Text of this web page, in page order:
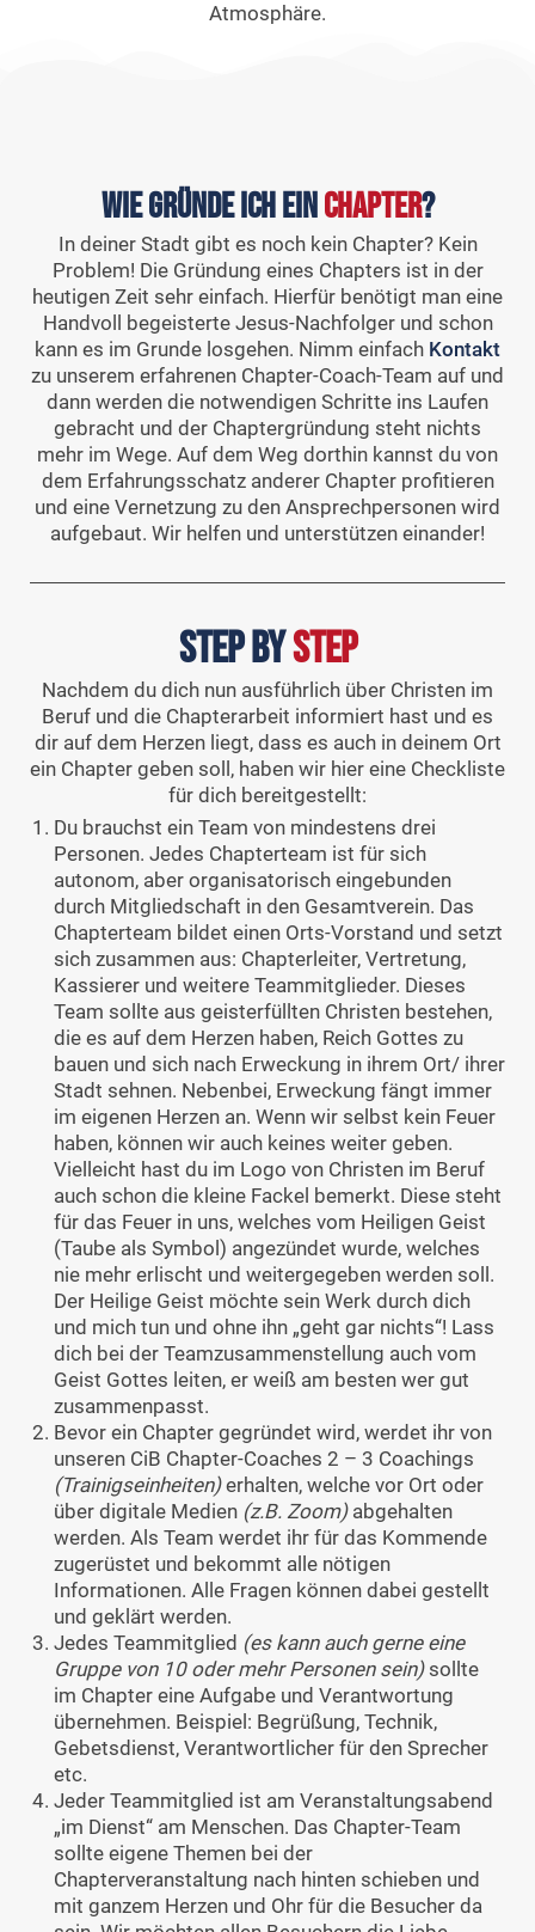
Atmosphäre.
Wie gründe ich einChapter?
In deiner Stadt gibt es noch kein Chapter? Kein
Problem! Die Gründung eines Chapters ist in der
heutigen Zeit sehr einfach. Hierfür benötigt man eine
Handvoll begeisterte Jesus-Nachfolger und schon
kann es im Grunde losgehen. Nimm einfach Kontakt
zu unserem erfahrenen Chapter-Coach-Team auf und
dann werden die notwendigen Schritte ins Laufen
gebracht und der Chaptergründung steht nichts
mehr im Wege. Auf dem Weg dorthin kannst du von
dem Erfahrungsschatz anderer Chapter profitieren
und eine Vernetzung zu den Ansprechpersonen wird
aufgebaut. Wir helfen und unterstützen einander!
Step byStep
Nachdem du dich nun ausführlich über Christen im
Beruf und die Chapterarbeit informiert hast und es
dir auf dem Herzen liegt, dass es auch in deinem Ort
ein Chapter geben soll, haben wir hier eine Checkliste
für dich bereitgestellt:
Du brauchst ein Team von mindestens drei
Personen. Jedes Chapterteam ist für sich
autonom, aber organisatorisch eingebunden
durch Mitgliedschaft in den Gesamtverein. Das
Chapterteam bildet einen Orts-Vorstand und setzt
sich zusammen aus: Chapterleiter, Vertretung,
Kassierer und weitere Teammitglieder. Dieses
Team sollte aus geisterfüllten Christen bestehen,
die es auf dem Herzen haben, Reich Gottes zu
bauen und sich nach Erweckung in ihrem Ort/ ihrer
Stadt sehnen. Nebenbei, Erweckung fängt immer
im eigenen Herzen an. Wenn wir selbst kein Feuer
haben, können wir auch keines weiter geben.
Vielleicht hast du im Logo von Christen im Beruf
auch schon die kleine Fackel bemerkt. Diese steht
für das Feuer in uns, welches vom Heiligen Geist
(Taube als Symbol) angezündet wurde, welches
nie mehr erlischt und weitergegeben werden soll.
Der Heilige Geist möchte sein Werk durch dich
und mich tun und ohne ihn „geht gar nichts“! Lass
dich bei der Teamzusammenstellung auch vom
Geist Gottes leiten, er weiß am besten wer gut
zusammenpasst.
Bevor ein Chapter gegründet wird, werdet ihr von
unseren CiB Chapter-Coaches 2 – 3 Coachings
(Trainigseinheiten)erhalten, welche vor Ort oder
über digitale Medien (z.B. Zoom)abgehalten
werden. Als Team werdet ihr für das Kommende
zugerüstet und bekommt alle nötigen
Informationen. Alle Fragen können dabei gestellt
und geklärt werden.
Jedes Teammitglied (es kann auch gerne eine
Gruppe von 10 oder mehr Personen sein)sollte
im Chapter eine Aufgabe und Verantwortung
übernehmen. Beispiel: Begrüßung, Technik,
Gebetsdienst, Verantwortlicher für den Sprecher
etc.
Jeder Teammitglied ist am Veranstaltungsabend
„im Dienst“ am Menschen. Das Chapter-Team
sollte eigene Themen bei der
Chapterveranstaltung nach hinten schieben und
mit ganzem Herzen und Ohr für die Besucher da